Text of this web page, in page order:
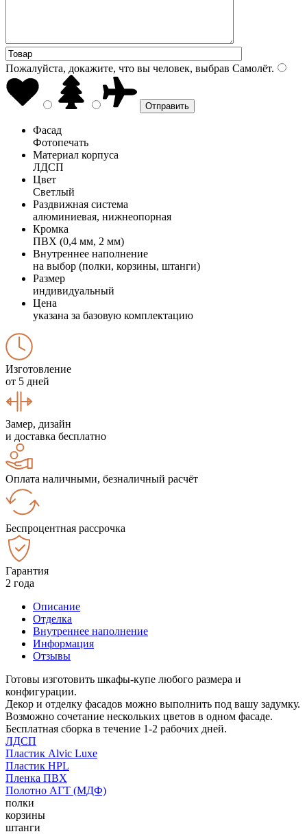
Пожалуйста, докажите, что вы человек, выбрав Самолёт.
Фасад
Фотопечать
Материал корпуса
ЛДСП
Цвет
Светлый
Раздвижная система
алюминиевая, нижнеопорная
Кромка
ПВХ (0,4 мм, 2 мм)
Внутреннее наполнение
на выбор (полки, корзины, штанги)
Размер
индивидуальный
Цена
указана за базовую комплектацию
Изготовление
от 5 дней
Замер, дизайн
и доставка бесплатно
Оплата наличными, безналичный расчёт
Беспроцентная рассрочка
Гарантия
2 года
Описание
Отделка
Внутреннее наполнение
Информация
Отзывы
Готовы изготовить шкафы-купе любого размера и
конфигурации.
Декор и отделку фасадов можно выполнить под вашу задумку.
Возможно сочетание нескольких цветов в одном фасаде.
Бесплатная сборка в течение 1-2 рабочих дней.
ЛДСП
Пластик Alvic Luxe
Пластик HPL
Пленка ПВХ
Полотно АГТ (МДФ)
полки
корзины
штанги